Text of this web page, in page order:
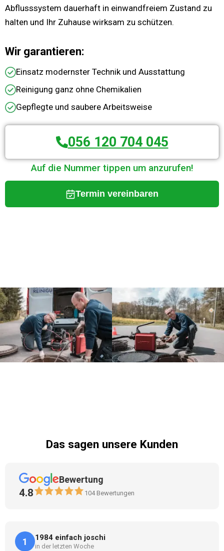
Abflusssystem dauerhaft in einwandfreiem Zustand zu
halten und Ihr Zuhause wirksam zu schützen.
Wir garantieren:
Einsatz modernster Technik und Ausstattung
Reinigung ganz ohne Chemikalien
Gepflegte und saubere Arbeitsweise
056 120 704 045
Auf die Nummer tippen um anzurufen!
Termin vereinbaren
Das sagen unsere Kunden
Bewertung
4.8 104Bewertungen
1 1984 einfach joschi
in der letzten Woche